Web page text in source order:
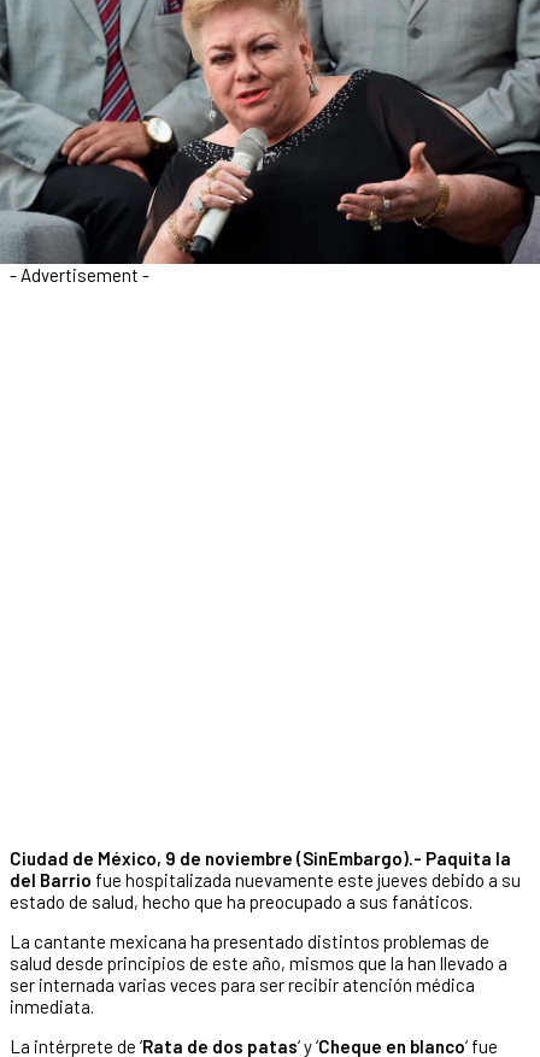
- Advertisement -
Ciudad de México, 9 de noviembre (SinEmbargo).- Paquita la
del Barrio fue hospitalizada nuevamente este jueves debido a su
estado de salud, hecho que ha preocupado a sus fanáticos.
La cantante mexicana ha presentado distintos problemas de
salud desde principios de este año, mismos que la han llevado a
ser internada varias veces para ser recibir atención médica
inmediata.
La intérprete de ‘Rata de dos patas‘ y ‘Cheque en blanco‘ fue